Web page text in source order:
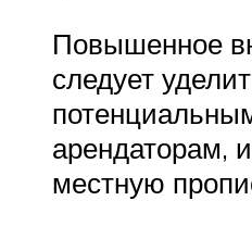
Повышенное
следует
арендаторам,
местную